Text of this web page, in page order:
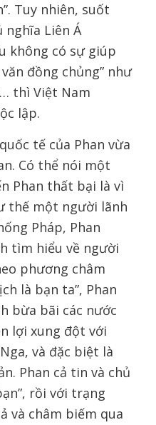
Tuy nhiên, suốt
nghĩa Liên Á
không có sự giúp
đồng chủng” như
thì Việt Nam
lập.
tế của Phan vừa
Có thể nói một
Phan thất bại là vì
thế một người lãnh
Pháp, Phan
tìm hiểu về người
phương châm
là bạn ta”, Phan
bừa bãi các nước
lợi xung đột với
và đặc biệt là
Phan cả tin và chủ
rồi với trạng
và châm biếm qua